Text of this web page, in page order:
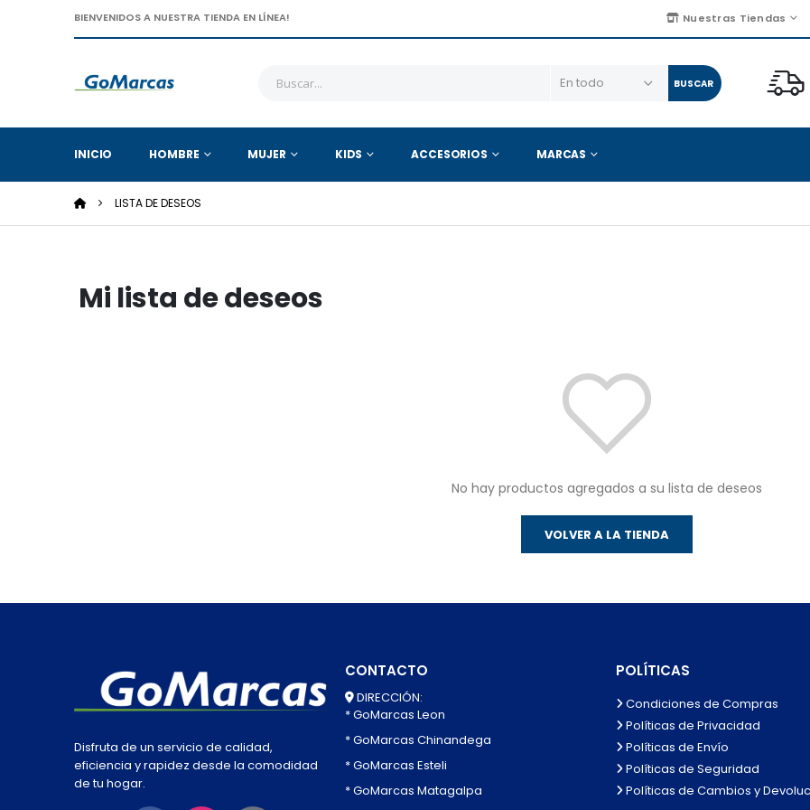
BIENVENIDOS A NUESTRA TIENDA EN LÍNEA! Nuestras Tiendas
BUSCAR
INICIO HOMBRE MUJER KIDS ACCESORIOS MARCAS
LISTA DE DESEOS
Mi lista de deseos
No hay productos agregados a su lista de deseos
VOLVER A LA TIENDA
Disfruta de un servicio de calidad,
eficiencia y rapidez desde la comodidad
de tu hogar.
CONTACTO
DIRECCIÓN:
* GoMarcas Leon
* GoMarcas Chinandega
* GoMarcas Esteli
* GoMarcas Matagalpa
POLÍTICAS
Condiciones de Compras
Políticas de Privacidad
Políticas de Envío
Políticas de Seguridad
Políticas de Cambios y